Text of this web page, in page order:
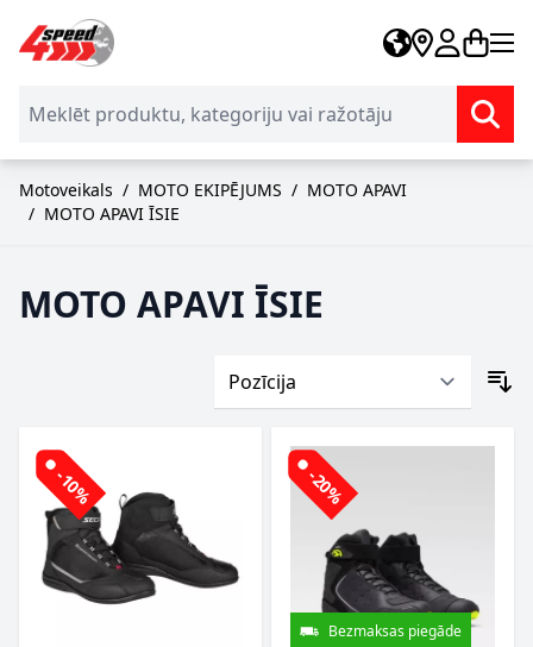
Skip to Content
Motoveikals / MOTO EKIPĒJUMS / MOTO APAVI
/ MOTO APAVI ĪSIE
MOTO APAVI ĪSIE
-10% -20%
Bezmaksas piegāde